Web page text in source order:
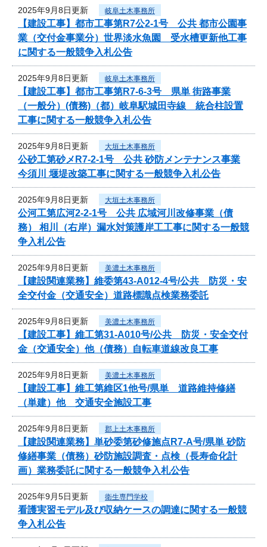
2025年9月8日更新 岐阜土木事務所
【建設工事】都市工事第R7公2-1号 公共 都市公園事
業（交付金事業分）世界淡水魚園 受水槽更新他工事
に関する一般競争入札公告
2025年9月8日更新 岐阜土木事務所
【建設工事】都市工事第R7-6-3号 県単 街路事業
（一般分）(債務)（都）岐阜駅城田寺線 統合柱設置
工事に関する一般競争入札公告
2025年9月8日更新 大垣土木事務所
公砂工第砂メR7-2-1号 公共 砂防メンテナンス事業
今須川 堰堤改築工事に関する一般競争入札公告
2025年9月8日更新 大垣土木事務所
公河工第広河2-2-1号 公共 広域河川改修事業（債
務） 相川（右岸）漏水対策護岸工工事に関する一般競
争入札公告
2025年9月8日更新 美濃土木事務所
【建設関連業務】維委第43-A012-4号/公共 防災・安
全交付金（交通安全）道路標識点検業務委託
2025年9月8日更新 美濃土木事務所
【建設工事】維工第31-A010号/公共 防災・安全交付
金（交通安全）他（債務）自転車道線改良工事
2025年9月8日更新 美濃土木事務所
【建設工事】維工第維区1他号/県単 道路維持修繕
（単建）他 交通安全施設工事
2025年9月8日更新 郡上土木事務所
【建設関連業務】単砂委第砂修施点R7-A号/県単 砂防
修繕事業（債務）砂防施設調査・点検（長寿命化計
画）業務委託に関する一般競争入札公告
2025年9月5日更新 衛生専門学校
看護実習モデル及び収納ケースの調達に関する一般競
争入札公告